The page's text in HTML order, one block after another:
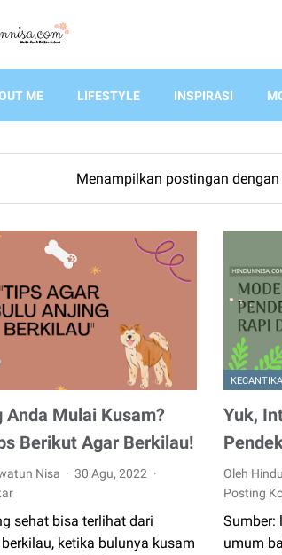
ME LIFESTYLE INSPIRASI
Menampilkan postingan dengan
Anda Mulai Kusam?
Berikut Agar Berkilau!
Nisa
30 Agu, 2022
sehat bisa terlihat dari
ketika bulunya kusam
Yuk,
Oleh
Posting
Sumber:
umum